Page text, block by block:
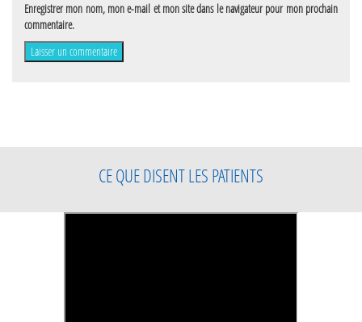
Enregistrer mon nom, mon e-mail et mon site dans le navigateur pour mon prochain
commentaire.
CE QUE DISENT LES PATIENTS